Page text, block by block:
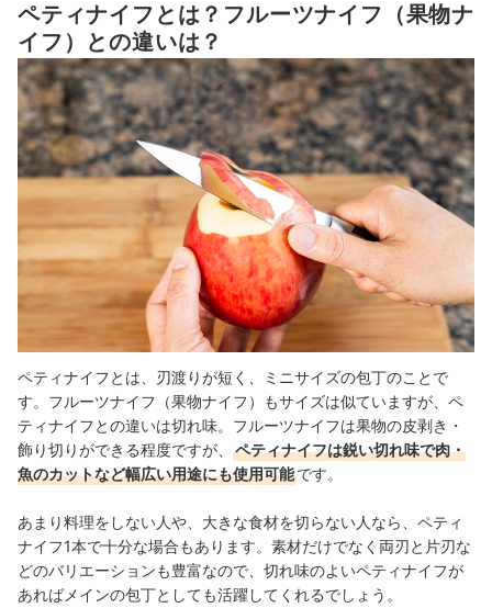
6 清潔に保ちたいなら、食洗機対応の商品を選ぶのもあり
ペティナイフ全47商品おすすめ人気ランキング
本格的な料理をするなら、専用の包丁を使おう
キャンプ・アウトドアに特化したアイテムもチェック
包丁をコンパクトに収納してキッチン周りを整えよう
ペティナイフの売れ筋ランキングもチェック！
ペティナイフとは？フルーツナイフ（果物ナ
イフ）との違いは？
ペティナイフとは、刃渡りが短く、ミニサイズの包丁のことで
す。 フルーツナイフ（果物ナイフ）もサイズは似ていますが、ペ
ティナイフとの違いは切れ味。フルーツナイフは果物の皮剥き・
飾り切りができる程度ですが、
ペティナイフは鋭い切れ味で肉・
魚のカットなど幅広い用途にも使用可能です。
あまり料理をしない人や、大きな食材を切らない人なら、ペティ
ナイフ1本で十分な場合もあります。素材だけでなく両刃と片刃な
どのバリエーションも豊富なので、切れ味のよいペティナイフが
あればメインの包丁としても活躍してくれるでしょう。